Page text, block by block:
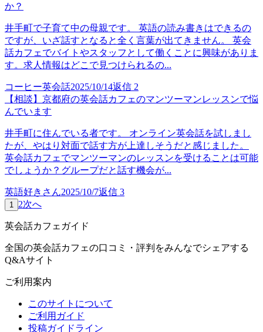
か？
井手町で子育て中の母親です。 英語の読み書きはできるの
ですが、いざ話すとなると全く言葉が出てきません。 英会
話カフェでバイトやスタッフとして働くことに興味がありま
す。求人情報はどこで見つけられるの...
コーヒー英会話2025/10/14返信 2
【相談】京都府の英会話カフェのマンツーマンレッスンで悩
んでいます
井手町に住んでいる者です。 オンライン英会話を試しまし
たが、やはり対面で話す方が上達しそうだと感じました。
英会話カフェでマンツーマンのレッスンを受けることは可能
でしょうか？グループだと話す機会が...
英語好きさん2025/10/7返信 3
1 2次へ
英会話カフェガイド
全国の英会話カフェの口コミ・評判をみんなでシェアする
Q&Aサイト
ご利用案内
このサイトについて
ご利用ガイド
投稿ガイドライン